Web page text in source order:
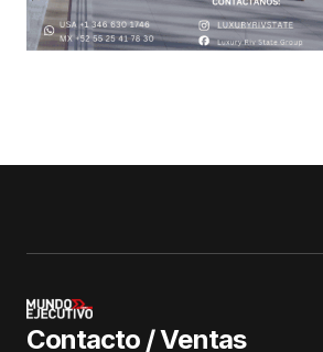
Contacto / Ventas